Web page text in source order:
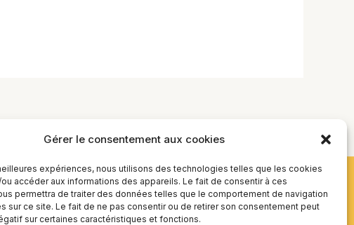
Gérer le consentement aux cookies
expériences, nous utilisons des technologies telles que les cookies
accéder aux informations des appareils. Le fait de consentir à ces
permettra de traiter des données telles que le comportement de navigation
sur ce site. Le fait de ne pas consentir ou de retirer son consentement peut
sur certaines caractéristiques et fonctions.